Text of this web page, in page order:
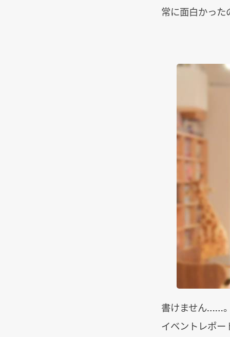
常に面白かった
書けません……。
イベントレポー